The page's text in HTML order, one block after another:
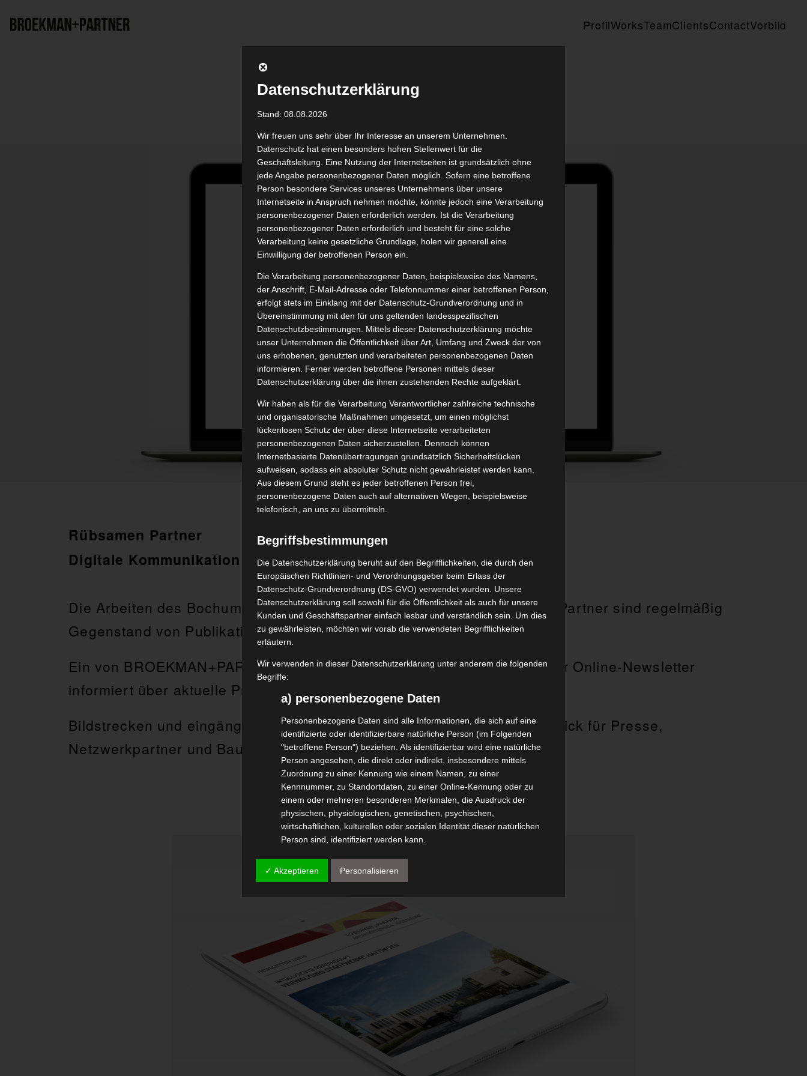
ProfilWorksTeamClientsContactVorbild
Rübsamen Partner
Digitale Kommunikation
Die Arbeiten des Bochumer Architektur- und Ingenieurbüros Rübsamen Partner sind regelmäßig
Gegenstand von Publikationen und Auszeichnungen.
Ein von BROEKMAN+PARTNER konzipierter und regelmäßig versendeter Online-Newsletter
informiert über aktuelle Projekte und Neuheiten des Büros.
Bildstrecken und eingängige Kurztexte vermitteln einen schnellen Überblick für Presse,
Netzwerkpartner und Bauherren.
Datenschutzerklärung
Stand: 08.08.2026
Wir freuen uns sehr über Ihr Interesse an unserem Unternehmen.
Datenschutz hat einen besonders hohen Stellenwert für die
Geschäftsleitung. Eine Nutzung der Internetseiten ist grundsätzlich ohne
jede Angabe personenbezogener Daten möglich. Sofern eine betroffene
Person besondere Services unseres Unternehmens über unsere
Internetseite in Anspruch nehmen möchte, könnte jedoch eine Verarbeitung
personenbezogener Daten erforderlich werden. Ist die Verarbeitung
personenbezogener Daten erforderlich und besteht für eine solche
Verarbeitung keine gesetzliche Grundlage, holen wir generell eine
Einwilligung der betroffenen Person ein.
Die Verarbeitung personenbezogener Daten, beispielsweise des Namens,
der Anschrift, E-Mail-Adresse oder Telefonnummer einer betroffenen Person,
erfolgt stets im Einklang mit der Datenschutz-Grundverordnung und in
Übereinstimmung mit den für uns geltenden landesspezifischen
Datenschutzbestimmungen. Mittels dieser Datenschutzerklärung möchte
unser Unternehmen die Öffentlichkeit über Art, Umfang und Zweck der von
uns erhobenen, genutzten und verarbeiteten personenbezogenen Daten
informieren. Ferner werden betroffene Personen mittels dieser
Datenschutzerklärung über die ihnen zustehenden Rechte aufgeklärt.
Wir haben als für die Verarbeitung Verantwortlicher zahlreiche technische
und organisatorische Maßnahmen umgesetzt, um einen möglichst
lückenlosen Schutz der über diese Internetseite verarbeiteten
personenbezogenen Daten sicherzustellen. Dennoch können
Internetbasierte Datenübertragungen grundsätzlich Sicherheitslücken
aufweisen, sodass ein absoluter Schutz nicht gewährleistet werden kann.
Aus diesem Grund steht es jeder betroffenen Person frei,
personenbezogene Daten auch auf alternativen Wegen, beispielsweise
telefonisch, an uns zu übermitteln.
Begriffsbestimmungen
Die Datenschutzerklärung beruht auf den Begrifflichkeiten, die durch den
Europäischen Richtlinien- und Verordnungsgeber beim Erlass der
Datenschutz-Grundverordnung (DS-GVO) verwendet wurden. Unsere
Datenschutzerklärung soll sowohl für die Öffentlichkeit als auch für unsere
Kunden und Geschäftspartner einfach lesbar und verständlich sein. Um dies
zu gewährleisten, möchten wir vorab die verwendeten Begrifflichkeiten
erläutern.
Wir verwenden in dieser Datenschutzerklärung unter anderem die folgenden
Begriffe:
a) personenbezogene Daten
Personenbezogene Daten sind alle Informationen, die sich auf eine
identifizierte oder identifizierbare natürliche Person (im Folgenden
"betroffene Person") beziehen. Als identifizierbar wird eine natürliche
Person angesehen, die direkt oder indirekt, insbesondere mittels
Zuordnung zu einer Kennung wie einem Namen, zu einer
Kennnummer, zu Standortdaten, zu einer Online-Kennung oder zu
einem oder mehreren besonderen Merkmalen, die Ausdruck der
physischen, physiologischen, genetischen, psychischen,
wirtschaftlichen, kulturellen oder sozialen Identität dieser natürlichen
Person sind, identifiziert werden kann.
b) betroffene Person
Betroffene Person ist jede identifizierte oder identifizierbare natürliche
Verantwortlichen verarbeitet werden.
c) Verarbeitung
Verarbeitung ist jeder mit oder ohne Hilfe automatisierter Verfahren
ausgeführte Vorgang oder jede solche Vorgangsreihe im
Zusammenhang mit personenbezogenen Daten wie das Erheben, das
Erfassen, die Organisation, das Ordnen, die Speicherung, die
Anpassung oder Veränderung, das Auslesen, das Abfragen, die
Verwendung, die Offenlegung durch Übermittlung, Verbreitung oder
eine andere Form der Bereitstellung, den Abgleich oder die
Verknüpfung, die Einschränkung, das Löschen oder die Vernichtung.
d) Einschränkung der Verarbeitung
✓ Akzeptieren Personalisieren